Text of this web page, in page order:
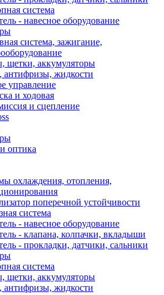
система
- навесное оборудование
система, зажигание,
щетки, аккумуляторы
антифризы, жидкости
управление
и ходовая
и сцепление
оптика
охлаждения, отопления,
поперечной устойчивости
система
- навесное оборудование
- клапана, колпачки, вкладыши
- прокладки, датчики, сальники
система
щетки, аккумуляторы
антифризы, жидкости